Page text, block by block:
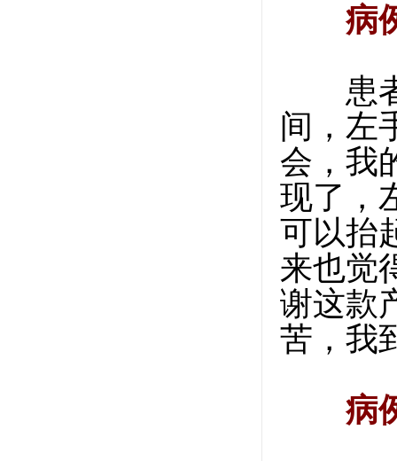
病
患者
间，左
会，我
现了，
可以抬
来也觉
谢这款
苦，我
病